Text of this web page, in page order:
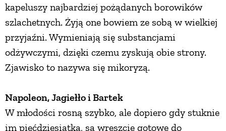
kapeluszy najbardziej pożądanych borowików
szlachetnych. Żyją one bowiem ze sobą w wielkiej
przyjaźni. Wymieniają się substancjami
odżywczymi, dzięki czemu zyskują obie strony.
Zjawisko to nazywa się mikoryzą.
Napoleon, Jagiełło i Bartek
W młodości rosną szybko, ale dopiero gdy stuknie
im pięćdziesiątka, są wreszcie gotowe do